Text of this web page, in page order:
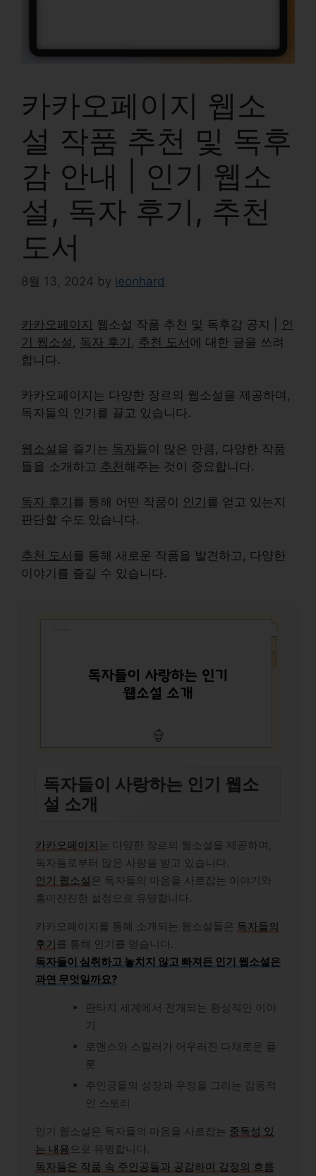
카카오페이지 웹소
설 작품 추천 및 독후
감 안내 | 인기 웹소
설, 독자 후기, 추천
도서
8월 13, 2024 by leonhard
카카오페이지 웹소설 작품 추천 및 독후감 공지 | 인
기 웹소설 , 독자 후기 , 추천 도서 에 대한 글을 쓰려
합니다.
카카오페이지 는 다양한 장르의 웹소설을 제공하며,
독자들의 인기 를 끌고 있습니다.
웹소설 을 즐기는 독자들이 많은 만큼, 다양한 작품
들을 소개하고 추천 해주는 것이 중요합니다.
독자 후기 를 통해 어떤 작품이 인기 를 얻고 있는지
판단할 수도 있습니다.
추천 도서 를 통해 새로운 작품을 발견하고, 다양한
이야기를 즐길 수 있습니다.
독자들이 사랑하는 인기 웹소
설 소개
카카오페이지는 다양한 장르의 웹소설을 제공하며,
독자들로부터 많은 사랑을 받고 있습니다.
인기 웹소설은 독자들의 마음을 사로잡는 이야기와
흥미진진한 설정으로 유명합니다.
카카오페이지를 통해 소개되는 웹소설들은 독자들의
후기를 통해 인기를 얻습니다.
독자들이 심취하고 놓치지 않고 빠져든 인기 웹소설은
과연 무엇일까요?
판타지 세계에서 전개되는 환상적인 이야
기
로맨스와 스릴러가 어우러진 다채로운 플
롯
주인공들의 성장과 우정을 그리는 감동적
인 스토리
인기 웹소설은 독자들의 마음을 사로잡는 중독성 있
는 내용 으로 유명합니다.
독자들은 작품 속 주인공들과 공감하며 감정의 흐름